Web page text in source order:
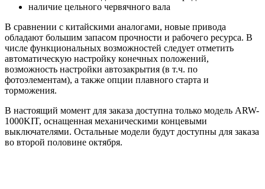
наличие цельного червячного вала
В сравнении с китайскими аналогами, новые привода
обладают большим запасом прочности и рабочего ресурса. В
числе функциональных возможностей следует отметить
автоматическую настройку конечных положений,
возможность настройки автозакрытия (в т.ч. по
фотоэлементам), а также опции плавного старта и
торможения.
В настоящий момент для заказа доступна только модель ARW-
1000KIT, оснащенная механическими концевыми
выключателями. Остальные модели будут доступны для заказа
во второй половине октября.